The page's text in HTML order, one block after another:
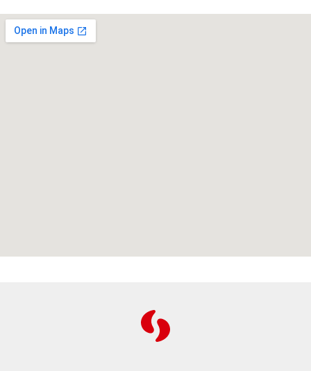
RFC